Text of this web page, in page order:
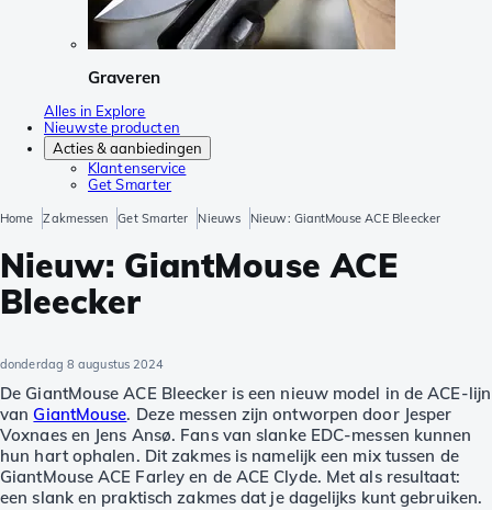
Graveren
Alles in Explore
Nieuwste producten
Acties & aanbiedingen
Klantenservice
Get Smarter
Home Zakmessen Get Smarter Nieuws Nieuw: GiantMouse ACE Bleecker
Nieuw: GiantMouse ACE
Bleecker
donderdag 8 augustus 2024
De GiantMouse ACE Bleecker is een nieuw model in de ACE-lijn
van GiantMouse. Deze messen zijn ontworpen door Jesper
Voxnaes en Jens Ansø. Fans van slanke EDC-messen kunnen
hun hart ophalen. Dit zakmes is namelijk een mix tussen de
GiantMouse ACE Farley en de ACE Clyde. Met als resultaat:
een slank en praktisch zakmes dat je dagelijks kunt gebruiken.